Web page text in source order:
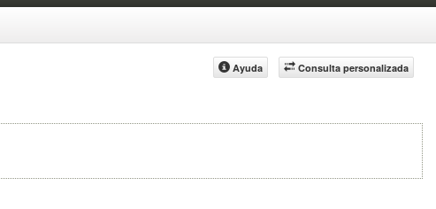
Consulta personalizada
Ayuda